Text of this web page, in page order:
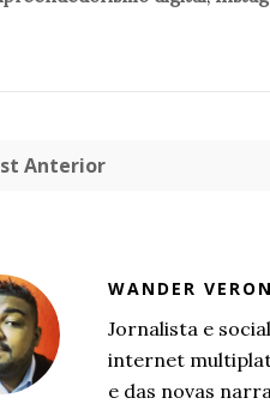
Anterior
WANDER
Jornalista e
internet
e das novas